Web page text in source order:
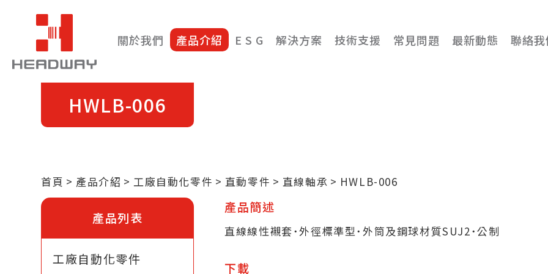
關於我們 產品介紹 E S G 解決方案 技術支援 常見問題 最新動態 聯絡
HWLB-006
首頁 產品介紹 工廠自動化零件 直動零件 直線軸承 HWLB-006
產品列表
工廠自動化零件
產品簡述
直線線性襯套˙外徑標準型˙外筒及鋼球材質SUJ2˙公制
下載